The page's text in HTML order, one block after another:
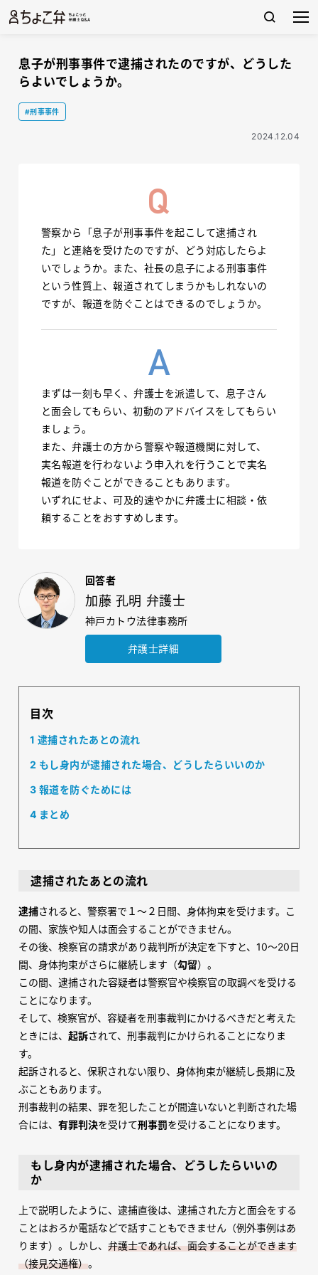
息子が刑事事件で逮捕されたのですが、どうした
らよいでしょうか。
#刑事事件
2024.12.04
警察から「息子が刑事事件を起こして逮捕され
た」と連絡を受けたのですが、どう対応したらよ
いでしょうか。また、社長の息子による刑事事件
という性質上、報道されてしまうかもしれないの
ですが、報道を防ぐことはできるのでしょうか。
まずは一刻も早く、弁護士を派遣して、息子さん
と面会してもらい、初動のアドバイスをしてもらい
ましょう。
また、弁護士の方から警察や報道機関に対して、
実名報道を行わないよう申入れを行うことで実名
報道を防ぐことができることもあります。
いずれにせよ、可及的速やかに弁護士に相談・依
頼することをおすすめします。
回答者
加藤 孔明 弁護士
神戸カトウ法律事務所
弁護士詳細
目次
1 逮捕されたあとの流れ
2 もし身内が逮捕された場合、どうしたらいいのか
3 報道を防ぐためには
4 まとめ
逮捕されたあとの流れ
逮捕されると、警察署で１～２日間、身体拘束を受けます。こ
の間、家族や知人は面会することができません。
その後、検察官の請求があり裁判所が決定を下すと、 10～20日
間、身体拘束がさらに継続します（勾留）。
この間、逮捕された容疑者は警察官や検察官の取調べを受ける
ことになります。
そして、検察官が、容疑者を刑事裁判にかけるべきだと考えた
ときには、 起訴されて、刑事裁判にかけられることになりま
す。
起訴されると、保釈されない限り、身体拘束が継続し長期に及
ぶこともあります。
刑事裁判の結果、罪を犯したことが間違いないと判断された場
合には、 有罪判決を受けて刑事罰を受けることになります。
もし身内が逮捕された場合、どうしたらいいの
か
上で説明したように、逮捕直後は、逮捕された方と面会をする
ことはおろか電話などで話すこともできません（例外事例はあ
ります）。しかし、 弁護士であれば、面会することができます
（接見交通権）。